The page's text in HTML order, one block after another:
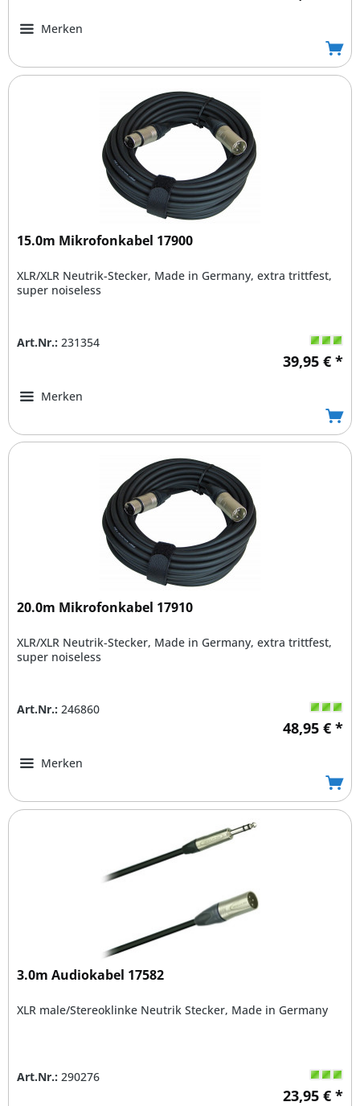
Merken
15.0m Mikrofonkabel 17900
XLR/XLR Neutrik-Stecker, Made in Germany, extra trittfest,
super noiseless
Art.Nr.: 231354
39,95 € *
Merken
20.0m Mikrofonkabel 17910
XLR/XLR Neutrik-Stecker, Made in Germany, extra trittfest,
super noiseless
Art.Nr.: 246860
48,95 € *
Merken
3.0m Audiokabel 17582
XLR male/Stereoklinke Neutrik Stecker, Made in Germany
Art.Nr.: 290276
23,95 € *